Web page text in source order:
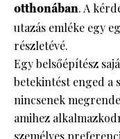
otthonában. A
utazás emléke egy
részletévé.
Egy belsőépítész
betekintést enged a
nincsenek
amihez
személyes